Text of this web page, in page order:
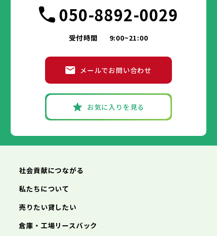
050-8892-0029
受付時間 9:00~21:00
メールでお問い合わせ
お気に入りを見る
社会貢献につながる
私たちについて
売りたい貸したい
倉庫・工場リースバック